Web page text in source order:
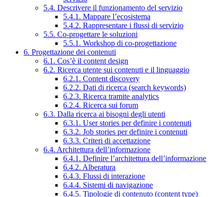
5.4. Descrivere il funzionamento del servizio
5.4.1. Mappare l’ecosistema
5.4.2. Rappresentare i flussi di servizio
5.5. Co-progettare le soluzioni
5.5.1. Workshop di co-progettazione
6. Progettazione dei contenuti
6.1. Cos’è il content design
6.2. Ricerca utente sui contenuti e il linguaggio
6.2.1. Content discovery
6.2.2. Dati di ricerca (search keywords)
6.2.3. Ricerca tramite analytics
6.2.4. Ricerca sui forum
6.3. Dalla ricerca ai bisogni degli utenti
6.3.1. User stories per definire i contenuti
6.3.2. Job stories per definire i contenuti
6.3.3. Criteri di accettazione
6.4. Architettura dell’informazione
6.4.1. Definire l’architettura dell’informazione
6.4.2. Alberatura
6.4.3. Flussi di interazione
6.4.4. Sistemi di navigazione
6.4.5. Tipologie di contenuto (content type)